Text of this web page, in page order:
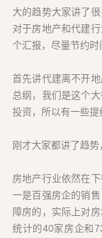
大的趋势大家讲了
对于房地产和代建
个汇报，尽量节约时
首先讲代建离不开
总纲，我们是这个
投资，所以有一些提
刚才大家都讲了趋势
房地产行业依然在
一是百强房企的销
障房的，实际上对
统计的40家房企和